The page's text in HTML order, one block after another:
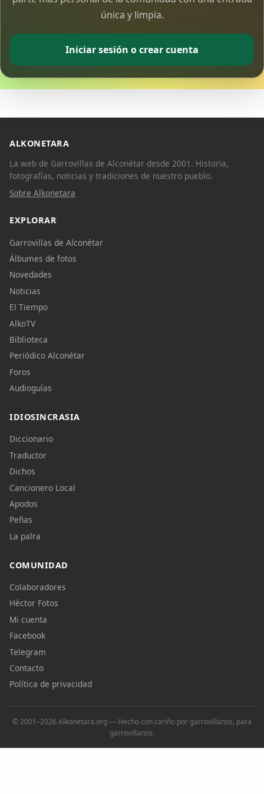
única y limpia.
Iniciar sesión o crear cuenta
ALKONETARA
La web de Garrovillas de Alconétar desde 2001. Historia,
fotografías, noticias y tradiciones de nuestro pueblo.
Sobre Alkonetara
EXPLORAR
Garrovillas de Alconétar
Álbumes de fotos
Novedades
Noticias
El Tiempo
AlkoTV
Biblioteca
Periódico Alconétar
Foros
Audioguías
IDIOSINCRASIA
Diccionario
Traductor
Dichos
Cancionero Local
Apodos
Peñas
La palra
COMUNIDAD
Colaboradores
Héctor Fotos
Mi cuenta
Facebook
Telegram
Contacto
Política de privacidad
© 2001–2026 Alkonetara.org — Hecho con cariño por garrovillanos, para
garrovillanos.